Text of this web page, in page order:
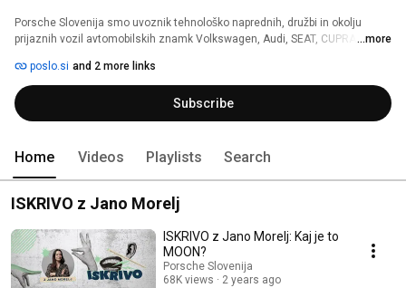
Porsche Slovenija smo uvoznik tehnološko naprednih, družbi in okolju
prijaznih vozil avtomobilskih znamk Volkswagen, Audi, SEAT, CUPRA,
razvejeni lastni prodajni mreži. Kot celostni ponudnik E-MOBILNOSTI vam
omogočamo široko izbiro e-vozil, polnilnih postaj, sončnih elektrarn,
hranilnikov električne energije in energetskega upravljanja za vašo
energetsko samooskrbo, skupaj s svetovanjem, načrtovanjem in montažo.
...more
poslo.si and 2 more links
Subscribe
Home Videos Playlists Search
ISKRIVO z Jano Morelj
ISKRIVO z Jano Morelj: Kaj je to
MOON?
Porsche Slovenija
68K views
2 years ago